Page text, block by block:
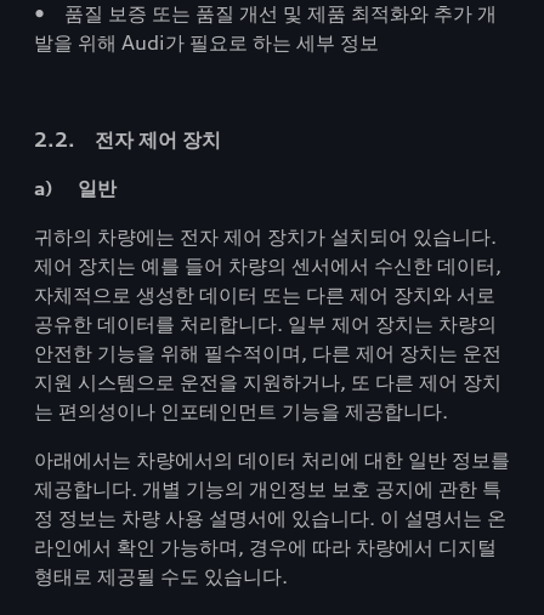
• 품질 보증 또는 품질 개선 및 제품 최적화와 추가 개
발을 위해 Audi가 필요로 하는 세부 정보
2.2. 전자 제어 장치
a) 일반
귀하의 차량에는 전자 제어 장치가 설치되어 있습니다.
제어 장치는 예를 들어 차량의 센서에서 수신한 데이터,
자체적으로 생성한 데이터 또는 다른 제어 장치와 서로
공유한 데이터를 처리합니다. 일부 제어 장치는 차량의
안전한 기능을 위해 필수적이며, 다른 제어 장치는 운전
지원 시스템으로 운전을 지원하거나, 또 다른 제어 장치
는 편의성이나 인포테인먼트 기능을 제공합니다.
아래에서는 차량에서의 데이터 처리에 대한 일반 정보를
제공합니다. 개별 기능의 개인정보 보호 공지에 관한 특
정 정보는 차량 사용 설명서에 있습니다. 이 설명서는 온
라인에서 확인 가능하며, 경우에 따라 차량에서 디지털
형태로 제공될 수도 있습니다.